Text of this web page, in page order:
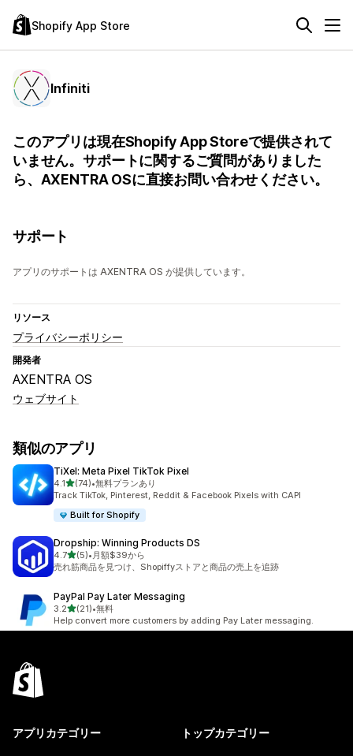
Shopify App Store
Infiniti
このアプリは現在Shopify App Storeで提供されて
いません。サポートに関するご質問がありました
ら、AXENTRA OSに直接お問い合わせください。
サポート
アプリのサポートは AXENTRA OS が提供しています。
リソース
プライバシーポリシー
開発者
AXENTRA OS
ウェブサイト
類似のアプリ
TiXel: Meta Pixel TikTok Pixel
4.15つ星中
(74)
合計レビュー数：74件
•無料プランあり
Track TikTok, Pinterest, Reddit & Facebook Pixels with CAPI
Built for Shopify
Dropship: Winning Products DS
4.75つ星中
(5)
合計レビュー数：5件
• 月額$39から
売れ筋商品を見つけ、Shopiffyストアと商品の売上を追跡
PayPal Pay Later Messaging
3.25つ星中
(21)
合計レビュー数：21件
•無料
Help convert more customers by adding Pay Later messaging.
アプリカテゴリー トップカテゴリー